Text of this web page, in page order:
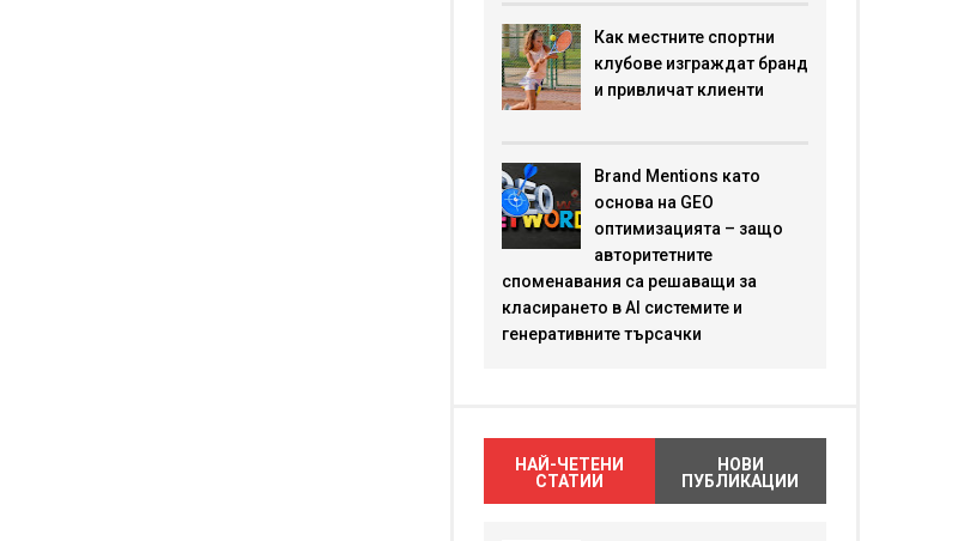
Как местните спортни
клубове изграждат бранд
и привличат клиенти
Brand Mentions като
основа на GEO
оптимизацията – защо
авторитетните
споменавания са решаващи за
класирането в AI системите и
генеративните търсачки
НАЙ-ЧЕТЕНИ
СТАТИИ
НОВИ
ПУБЛИКАЦИИ